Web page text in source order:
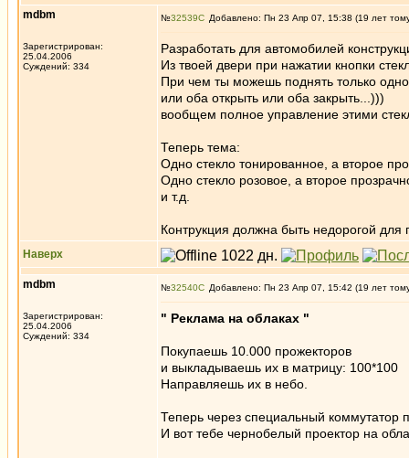
mdbm
Зарегистрирован:
25.04.2006
Суждений: 334
№32539 Добавлено: Пн 23 Апр 07, 15:38 (19 лет
Разработать для автомобилей
Из твоей двери при нажатии кнопки
При чем ты можешь поднять только
или оба открыть или оба закрыть...)))
вообщем полное управление этими
Теперь тема:
Одно стекло тонированное, а второе
Одно стекло розовое, а второе
и т.д.
Контрукция должна быть недорогой для
Наверх
mdbm
Зарегистрирован:
25.04.2006
Суждений: 334
№32540 Добавлено: Пн 23 Апр 07, 15:42 (19 лет
" Реклама на облаках "
Покупаешь 10.000 прожекторов
и выкладываешь их в матрицу: 100*100
Направляешь их в небо.
Теперь через специальный коммутатор
И вот тебе чернобелый проектор на